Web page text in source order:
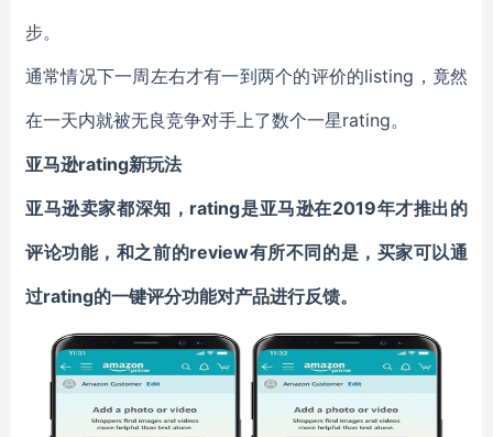
步。
通常情况下一周左右才有一到两个的评价的listing，竟然
在一天内就被无良竞争对手上了数个一星rating。
亚马逊rating新玩法
亚马逊卖家都深知，rating是亚马逊在2019年才推出的
评论功能，和之前的review有所不同的是，买家可以通
过rating的一键评分功能对产品进行反馈。